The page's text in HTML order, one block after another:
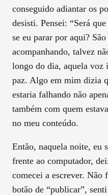
conseguido adiantar os
desisti. Pensei: “Será
se eu parar por aqui? São
acompanhando, talvez
longo do dia, aquela voz
paz. Algo em mim dizia
estaria falhando não
também com quem
no meu conteúdo.
Então, naquela noite, eu
frente ao computador,
comecei a escrever.
botão de “publicar”,